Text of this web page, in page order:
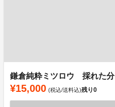
鎌倉純粋ミツロウ 採れた分
¥15,000 (税込/送料込)残り0